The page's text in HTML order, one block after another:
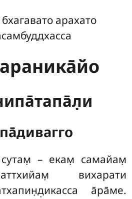
арахато
– екам̣ самайам̣
вихарати
а̄ра̄ме.